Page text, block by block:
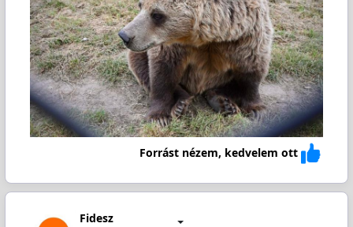
Forrást nézem, kedvelem ott
Fidesz